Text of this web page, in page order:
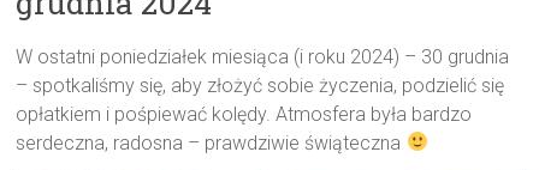
Duchu
przy
Parafii
NMP
Matki
W ostatni poniedziałek miesiąca (i roku 2024) – 30 grudnia
– spotkaliśmy się, aby złożyć sobie życzenia, podzielić się
opłatkiem i pośpiewać kolędy. Atmosfera była bardzo
serdeczna, radosna – prawdziwie świąteczna